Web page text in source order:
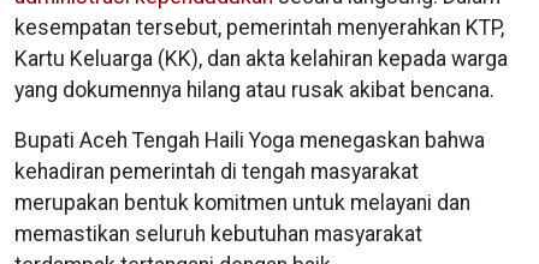
kesempatan tersebut, pemerintah menyerahkan KTP,
Kartu Keluarga (KK), dan akta kelahiran kepada warga
yang dokumennya hilang atau rusak akibat bencana.
Bupati Aceh Tengah Haili Yoga menegaskan bahwa
kehadiran pemerintah di tengah masyarakat
merupakan bentuk komitmen untuk melayani dan
memastikan seluruh kebutuhan masyarakat